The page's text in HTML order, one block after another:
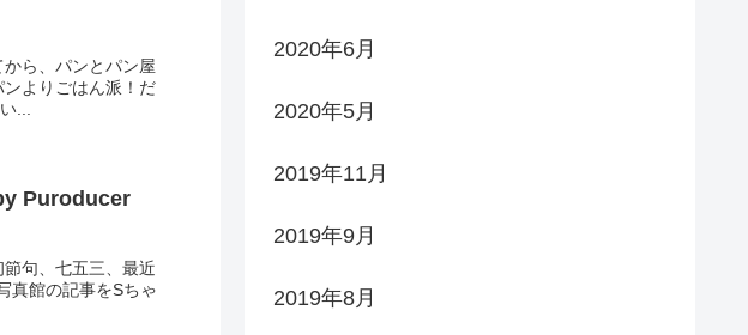
ら、パンとパン屋
よりごはん派！だ
...
Puroducer
句、七五三、最近
真館の記事をSちゃ
2020年6月
2020年5月
2019年11月
2019年9月
2019年8月